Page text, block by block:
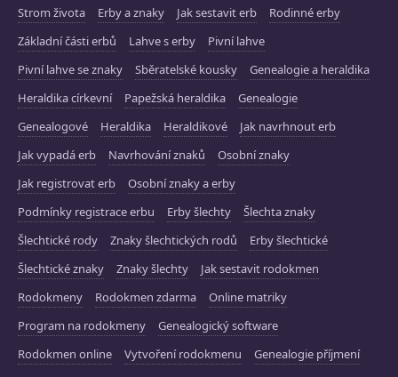
Strom života
Erby a znaky Jak sestavit erb
Rodinné erby
Základní části erbů
Lahve s erby
Pivní lahve
Pivní lahve se znaky
Sběratelské kousky
Genealogie a heraldika
Heraldika církevní
Papežská heraldika
Genealogie
Genealogové
Heraldika Heraldikové
Jak navrhnout erb
Jak vypadá erb
Navrhování znaků
Osobní znaky
Jak registrovat erb
Osobní znaky a erby
Podmínky registrace erbu
Erby šlechty
Šlechta znaky
Šlechtické rody
Znaky šlechtických rodů
Erby šlechtické
Šlechtické znaky
Znaky šlechty
Jak sestavit rodokmen
Rodokmeny
Rodokmen zdarma
Online matriky
Program na rodokmeny
Genealogický software
Rodokmen online
Vytvoření rodokmenu
Genealogie příjmení